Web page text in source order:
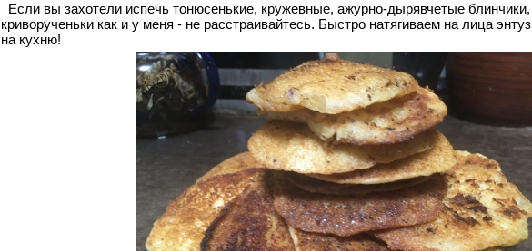
Если вы захотели испечь тонюсенькие, кружевные, ажурно-дырявчетые
криворученьки как и у меня - не расстраивайтесь. Быстро натягиваем на лица
на кухню!